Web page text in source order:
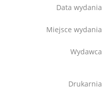
Data wydania
Miejsce wydania
Wydawca
Drukarnia